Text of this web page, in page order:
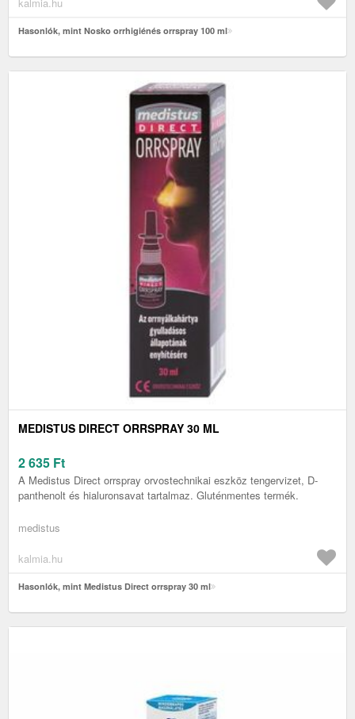
kalmia.hu
Hasonlók, mint Nosko orrhigiénés orrspray 100 ml
MEDISTUS DIRECT ORRSPRAY 30 ML
2 635 Ft
A Medistus Direct orrspray orvostechnikai eszköz tengervizet, D-
panthenolt és hialuronsavat tartalmaz. Gluténmentes termék.
medistus
kalmia.hu
Hasonlók, mint Medistus Direct orrspray 30 ml